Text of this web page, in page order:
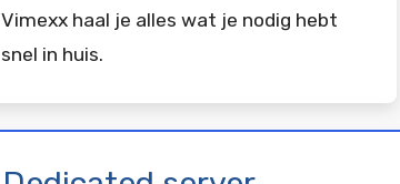
Vimexx haal je alles wat je nodig hebt
snel in huis.